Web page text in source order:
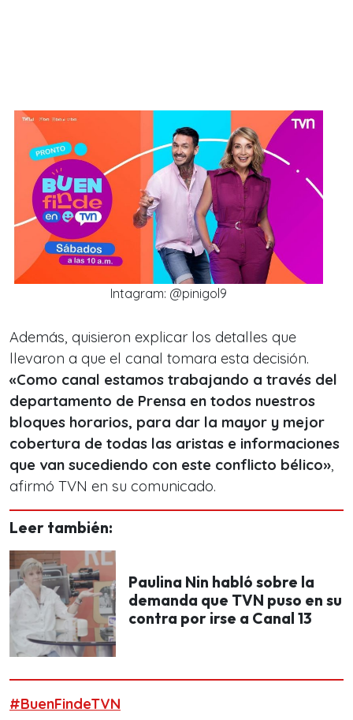
Intagram: @pinigol9
Además, quisieron explicar los detalles que
llevaron a que el canal tomara esta decisión.
«Como canal estamos trabajando a través del
departamento de Prensa en todos nuestros
bloques horarios, para dar la mayor y mejor
cobertura de todas las aristas e informaciones
que van sucediendo con este conflicto bélico»,
afirmó TVN en su comunicado.
Leer también:
Paulina Nin habló sobre la
demanda que TVN puso en su
contra por irse a Canal 13
#BuenFindeTVN